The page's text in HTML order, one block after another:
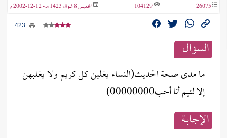
26075
104129 الخميس 8 شوال 1423 هـ - 12-12-2002 م
السؤال
ما مدى صحة الحديث(النساء يغلبن كل كريم ولا يغلبهن
إلا لئيم أنا أحب00000000)
الإجابــة